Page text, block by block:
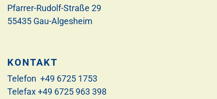
Pfarrer-Rudolf-Straße 29
55435 Gau-Algesheim
KONTAKT
Telefon +49 6725 1753
Telefax +49 6725 963 398